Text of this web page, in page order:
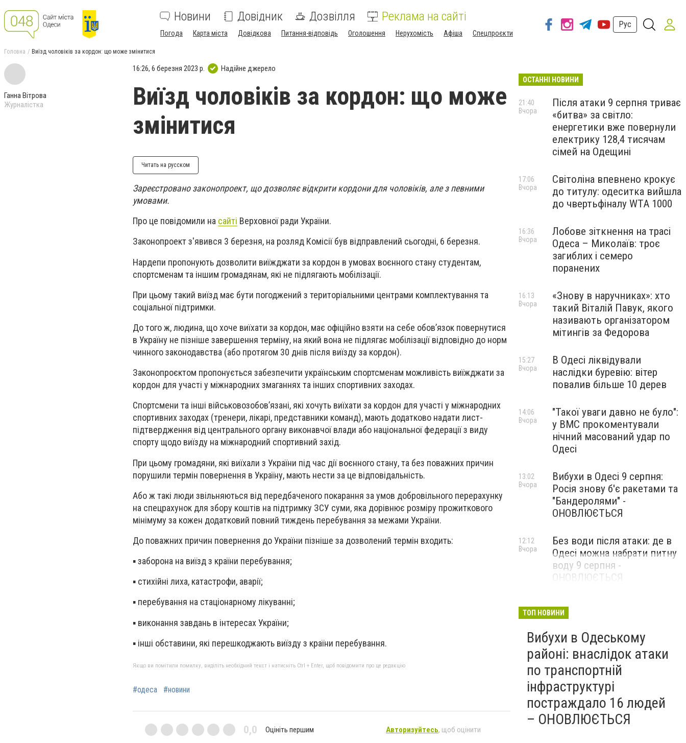
Новини Довідник Дозвілля Реклама на сайті
Погода Карта міста Довідкова Питання-відповідь Оголошення Нерухомість Афіша Спецпроєкти
Рус
Головна Виїзд чоловіків за кордон: що може змінитися
Ганна Вітрова
Журналістка
16:26, 6 березня 2023 р. Надійне джерело
Виїзд чоловіків за кордон: що може
змінитися
Читать на русском
Зареєстровано законопроект, що дозволяє відкрити кордони для чоловіків, але з певними
умовами.
Про це повідомили на сайті Верховної ради України.
Законопроект з'явився 3 березня, на розляд Комісії був відправлений сьогодні, 6 березня.
Нардепи пропонують дозволити виїжджати за кордон в умовах воєнного стану студентам,
спортсменам та іншим громадянам, які не підлягають мобілізації.
При цьому такий виїзд має бути погоджений з територіальними центрами комплектування та
соціальної підтримки.
До того ж, людина, що хоче виїхати за кордон, має офіційно взяти на себе обов’язок повернутися
в Україну не пізніше завершення терміну, на який вона не підлягає мобілізації відповідно до норм
чинного законодавства (або протягом 30 днів після виїзду за кордон).
Законопроєктом пропонується забезпечити українським спортсменам можливість виїжджати за
кордон для участі у міжнародних змаганнях та інших спортивних заходах.
Спортсмени та інші військовозобов’язані, які хочуть виїхати за кордон для участі у міжнародних
спортивних заходах (тренери, лікарі, представники команд), мають додатково надати лист-
підтвердження від центрального органу виконавчої влади або національної федерації з виду
спорту щодо виїзду на міжнародний спортивний захід.
При цьому громадяни, які виїхали з України під час дії воєнного стану, та без поважних причин
порушили термін повернення в Україну, мають нести за це відповідальність.
Або ж такі люди звільняються від передбаченого покарання за умов добровільного перерахунку
на спецрахунок для збору коштів на підтримку ЗСУ суми, яка дорівнює розміру прожиткового
мінімуму за кожен додатковий повний тиждень перебування за межами України.
До поважних причин повернення до України пізніше за дозволений термін входить:
▪️ заборона на виїзд з країни перебування;
▪️ стихійні лиха, катастрофи, аварії;
▪️ перебування на стаціонарному лікуванні;
▪️ виконання завдань в інтересах України;
▪️ інші обставини, які перешкоджають виїзду з країни перебування.
Якщо ви помітили помилку, виділіть необхідний текст і натисніть Ctrl + Enter, щоб повідомити про це редакцію
#одеса #новини
0,0 Оцініть першим Авторизуйтесь, щоб оцінити
ОСТАННІ НОВИНИ
Після атаки 9 серпня триває
«битва» за світло:
енергетики вже повернули
електрику 128,4 тисячам
сімей на Одещині
21:40
Вчора
Світоліна впевнено крокує
до титулу: одеситка вийшла
до чвертьфіналу WTA 1000
17:06
Вчора
Лобове зіткнення на трасі
Одеса – Миколаїв: троє
загиблих і семеро
поранених
16:36
Вчора
«Знову в наручниках»: хто
такий Віталій Павук, якого
називають організатором
мітингів за Федорова
16:13
Вчора
В Одесі ліквідували
наслідки буревію: вітер
повалив більше 10 дерев
15:27
Вчора
"Такої уваги давно не було":
у ВМС прокоментували
нічний масований удар по
Одесі
14:06
Вчора
Вибухи в Одесі 9 серпня:
Росія знову б'є ракетами та
"Бандеролями" -
ОНОВЛЮЄТЬСЯ
13:02
Вчора
Без води після атаки: де в
Одесі можна набрати питну
воду 9 серпня -
ОНОВЛЮЄТЬСЯ
12:12
Вчора
ТОП НОВИНИ
Вибухи в Одеському
районі: внаслідок атаки
по транспортній
інфраструктурі
постраждало 16 людей
– ОНОВЛЮЄТЬСЯ